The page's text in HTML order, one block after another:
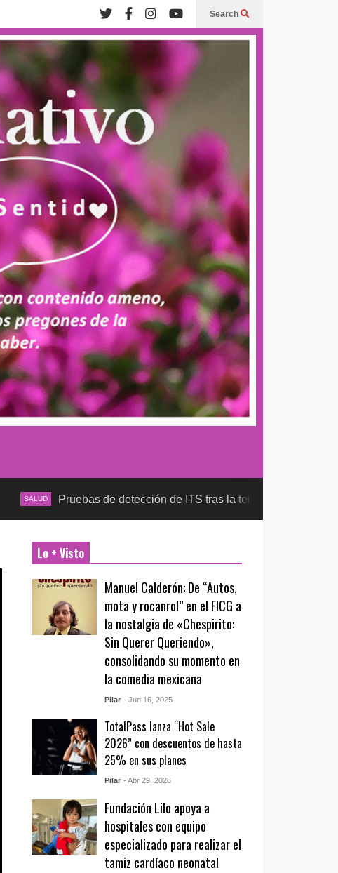
Search
Pruebas de detección de ITS tras la temporada futbolera,
Lo + Visto
Manuel Calderón: De “Autos,
mota y rocanrol” en el FICG a
la nostalgia de «Chespirito:
Sin Querer Queriendo»,
consolidando su momento en
la comedia mexicana
Pilar - Jun 16, 2025
TotalPass lanza “Hot Sale
2026” con descuentos de hasta
25% en sus planes
Pilar - Abr 29, 2026
Fundación Lilo apoya a
hospitales con equipo
especializado para realizar el
tamiz cardíaco neonatal